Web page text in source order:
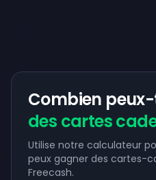
Combien
des cartes
Utilise notre calculateur
peux gagner des cartes-
Freecash.